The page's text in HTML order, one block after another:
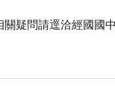
疑問請逕洽經國國